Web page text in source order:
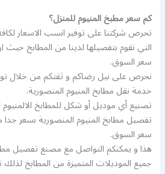
كم سعر مطبخ المنيوم للمنزل؟
تحرص شركتنا على توفير انسب الاسعار
التي نقوم بتفصيلها لدينا من المطابخ
سعر السوق.
نحرص على نيل رضاكم و ثقتكم من خلال
خدمة نقل مطابخ المنيوم المنصورية.
تصنيع أي موديل أو شكل للمطابخ الالمنيوم
تفصيل مطابخ المنيوم المنصورية بسعر
سعر السوق.
هذا و يمكنكم التواصل مع مصنع تفصيل
جميع الموديلات المتميزة من المطابخ لذلك